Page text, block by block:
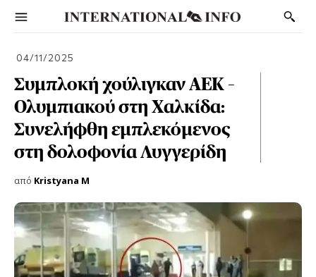
04/11/2025
Συμπλοκή χούλιγκαν ΑΕΚ –
Ολυμπιακού στη Χαλκίδα:
Συνελήφθη εμπλεκόμενος
στη δολοφονία Λυγγερίδη
από Kristyana M